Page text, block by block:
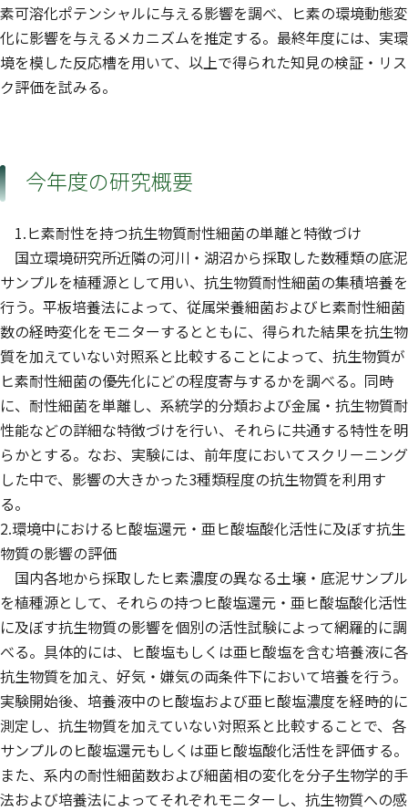
素可溶化ポテンシャルに与える影響を調べ、ヒ素の環境動態変
化に影響を与えるメカニズムを推定する。最終年度には、実環
境を模した反応槽を用いて、以上で得られた知見の検証・リス
ク評価を試みる。
今年度の研究概要
1.ヒ素耐性を持つ抗生物質耐性細菌の単離と特徴づけ
国立環境研究所近隣の河川・湖沼から採取した数種類の底泥
サンプルを植種源として用い、抗生物質耐性細菌の集積培養を
行う。平板培養法によって、従属栄養細菌およびヒ素耐性細菌
数の経時変化をモニターするとともに、得られた結果を抗生物
質を加えていない対照系と比較することによって、抗生物質が
ヒ素耐性細菌の優先化にどの程度寄与するかを調べる。同時
に、耐性細菌を単離し、系統学的分類および金属・抗生物質耐
性能などの詳細な特徴づけを行い、それらに共通する特性を明
らかとする。なお、実験には、前年度においてスクリーニング
した中で、影響の大きかった3種類程度の抗生物質を利用す
る。
2.環境中におけるヒ酸塩還元・亜ヒ酸塩酸化活性に及ぼす抗生
物質の影響の評価
国内各地から採取したヒ素濃度の異なる土壌・底泥サンプル
を植種源として、それらの持つヒ酸塩還元・亜ヒ酸塩酸化活性
に及ぼす抗生物質の影響を個別の活性試験によって網羅的に調
べる。具体的には、ヒ酸塩もしくは亜ヒ酸塩を含む培養液に各
抗生物質を加え、好気・嫌気の両条件下において培養を行う。
実験開始後、培養液中のヒ酸塩および亜ヒ酸塩濃度を経時的に
測定し、抗生物質を加えていない対照系と比較することで、各
サンプルのヒ酸塩還元もしくは亜ヒ酸塩酸化活性を評価する。
また、系内の耐性細菌数および細菌相の変化を分子生物学的手
法および培養法によってそれぞれモニターし、抗生物質への感